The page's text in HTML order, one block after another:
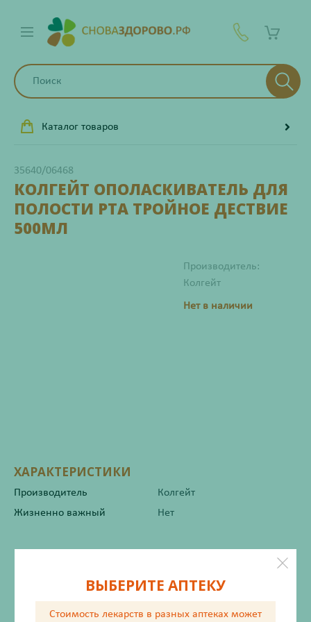
Каталог товаров
35640/06468
КОЛГЕЙТ ОПОЛАСКИВАТЕЛЬ ДЛЯ
ПОЛОСТИ РТА ТРОЙНОЕ ДЕСТВИЕ
500МЛ
Производитель:
Колгейт
Нет в наличии
ХАРАКТЕРИСТИКИ
Производитель
Колгейт
Жизненно важный
Нет
Описание
ВЫБЕРИТЕ АПТЕКУ
Стоимость лекарств в разных аптеках может